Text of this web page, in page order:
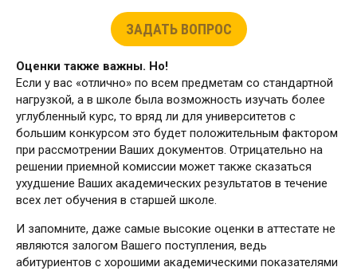
ЗАДАТЬ ВОПРОС
Оценки также важны. Но!
Если у вас «отлично» по всем предметам со стандартной
нагрузкой, а в школе была возможность изучать более
углубленный курс, то вряд ли для университетов с
большим конкурсом это будет положительным фактором
при рассмотрении Ваших документов. Отрицательно на
решении приемной комиссии может также сказаться
ухудшение Ваших академических результатов в течение
всех лет обучения в старшей школе.
И запомните, даже самые высокие оценки в аттестате не
являются залогом Вашего поступления, ведь
абитуриентов с хорошими академическими показателями